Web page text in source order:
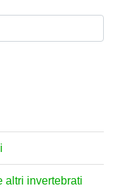
altri invertebrati